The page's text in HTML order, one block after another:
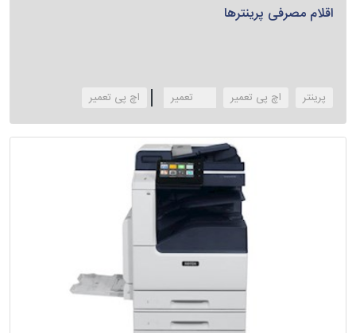
اقلام مصرفی پرینترها
پرینتر اچ پی تعمیر ‌اچ پی تعمیر